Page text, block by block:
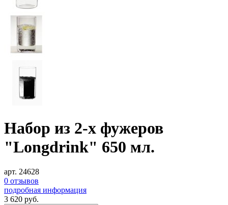
Набор из 2-х фужеров
"Longdrink" 650 мл.
арт. 24628
0 отзывов
подробная информация
3 620 руб.